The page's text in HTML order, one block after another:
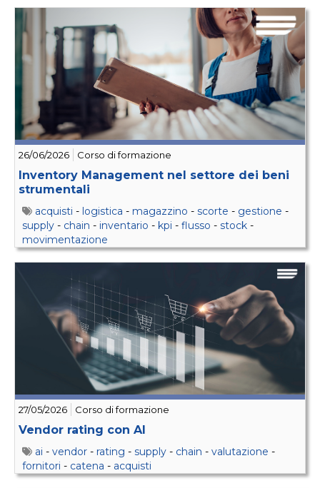
26/06/2026 Corso di formazione
Inventory Management nel settore dei beni
strumentali
acquisti - logistica - magazzino - scorte - gestione -
supply - chain - inventario - kpi - flusso - stock -
movimentazione
27/05/2026 Corso di formazione
Vendor rating con AI
ai - vendor - rating - supply - chain - valutazione -
fornitori - catena - acquisti